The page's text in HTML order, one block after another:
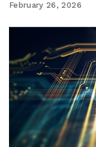
February 26, 2026